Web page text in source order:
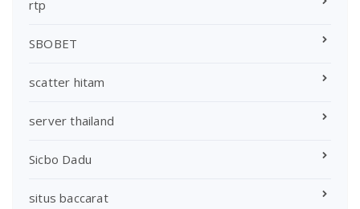
rtp
SBOBET
scatter hitam
server thailand
Sicbo Dadu
situs baccarat